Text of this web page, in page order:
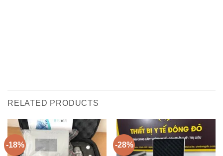
RELATED PRODUCTS
-18% -28%